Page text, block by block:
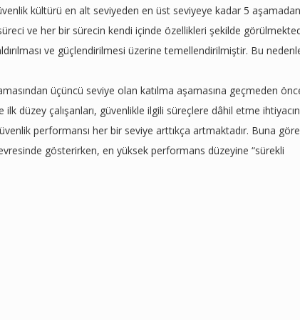
kültürü en alt seviyeden en üst seviyeye kadar 5 aşamadan
ve her bir sürecin kendi içinde özellikleri şekilde
ve güçlendirilmesi üzerine temellendirilmiştir. Bu
üçüncü seviye olan katılma aşamasına geçmeden
düzey çalışanları, güvenlikle ilgili süreçlere dâhil etme
performansı her bir seviye arttıkça artmaktadır. Buna göre
gösterirken, en yüksek performans düzeyine “sürekli